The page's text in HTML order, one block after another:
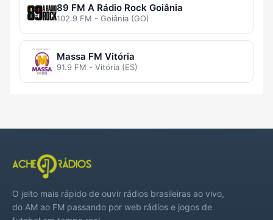
89 FM A Rádio Rock Goiânia
102.9 FM - Goiânia (GO)
Massa FM Vitória
91.9 FM - Vitória (ES)
O jeito mais rápido de ouvir rádios brasileiras ao vivo,
do AM ao FM passando por web rádios e jogos de